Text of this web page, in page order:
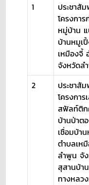
1
ประชาสั
โครงการ
หมู่บ้าน
บ้านหมูเ
เหมืองจี้
จังหวัดล
2
ประชาสั
โครงการ
สฟัลท์ติก
บ้านป่าต
เชื่อมบ้า
ตำบลเห
ลำพูน จั
สุสานบ้า
ทางหลว